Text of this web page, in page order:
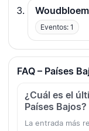
Woudbloem
Eventos: 1
FAQ – Países
¿Cuál es el
Países Bajos?
La entrada más